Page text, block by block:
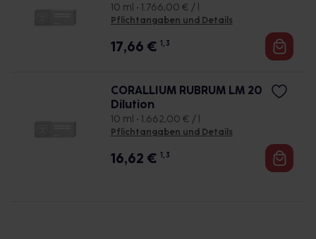
10 ml • 1.766,00 € / l
Pflichtangaben und Details
17,66 € 1, 3
CORALLIUM RUBRUM LM 20
Dilution
10 ml • 1.662,00 € / l
Pflichtangaben und Details
16,62 € 1, 3